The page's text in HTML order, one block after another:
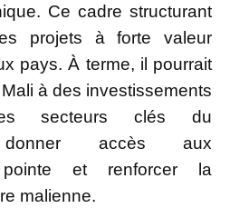
Ce cadre structurant
projets à forte valeur
pays. À terme, il pourrait
à des investissements
secteurs clés du
donner accès aux
et renforcer la
malienne.